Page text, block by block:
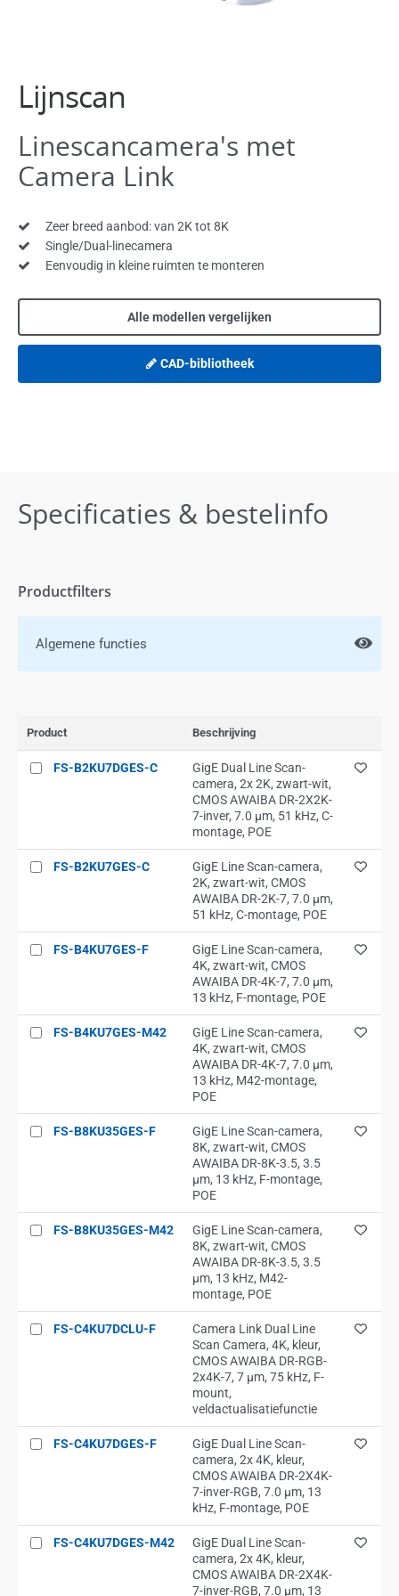
Lijnscan
Linescancamera's met
Camera Link
Zeer breed aanbod: van 2K tot 8K
Single/Dual-linecamera
Eenvoudig in kleine ruimten te monteren
Alle modellen vergelijken
CAD-bibliotheek
Specificaties & bestelinfo
Productfilters
Algemene functies
Product Beschrijving
FS-B2KU7DGES-C
GigE Dual Line Scan-
camera, 2x 2K, zwart-wit,
CMOS AWAIBA DR-2X2K-
7-inver, 7.0 µm, 51 kHz, C-
montage, POE
FS-B2KU7GES-C
GigE Line Scan-camera,
2K, zwart-wit, CMOS
AWAIBA DR-2K-7, 7.0 µm,
51 kHz, C-montage, POE
FS-B4KU7GES-F
GigE Line Scan-camera,
4K, zwart-wit, CMOS
AWAIBA DR-4K-7, 7.0 µm,
13 kHz, F-montage, POE
FS-B4KU7GES-M42
GigE Line Scan-camera,
4K, zwart-wit, CMOS
AWAIBA DR-4K-7, 7.0 µm,
13 kHz, M42-montage,
POE
FS-B8KU35GES-F
GigE Line Scan-camera,
8K, zwart-wit, CMOS
AWAIBA DR-8K-3.5, 3.5
µm, 13 kHz, F-montage,
POE
FS-B8KU35GES-M42
GigE Line Scan-camera,
8K, zwart-wit, CMOS
AWAIBA DR-8K-3.5, 3.5
µm, 13 kHz, M42-
montage, POE
FS-C4KU7DCLU-F
Camera Link Dual Line
Scan Camera, 4K, kleur,
CMOS AWAIBA DR-RGB-
2x4K-7, 7 µm, 75 kHz, F-
mount,
veldactualisatiefunctie
FS-C4KU7DGES-F
GigE Dual Line Scan-
camera, 2x 4K, kleur,
CMOS AWAIBA DR-2X4K-
7-inver-RGB, 7.0 µm, 13
kHz, F-montage, POE
FS-C4KU7DGES-M42
GigE Dual Line Scan-
camera, 2x 4K, kleur,
CMOS AWAIBA DR-2X4K-
7-inver-RGB, 7.0 µm, 13